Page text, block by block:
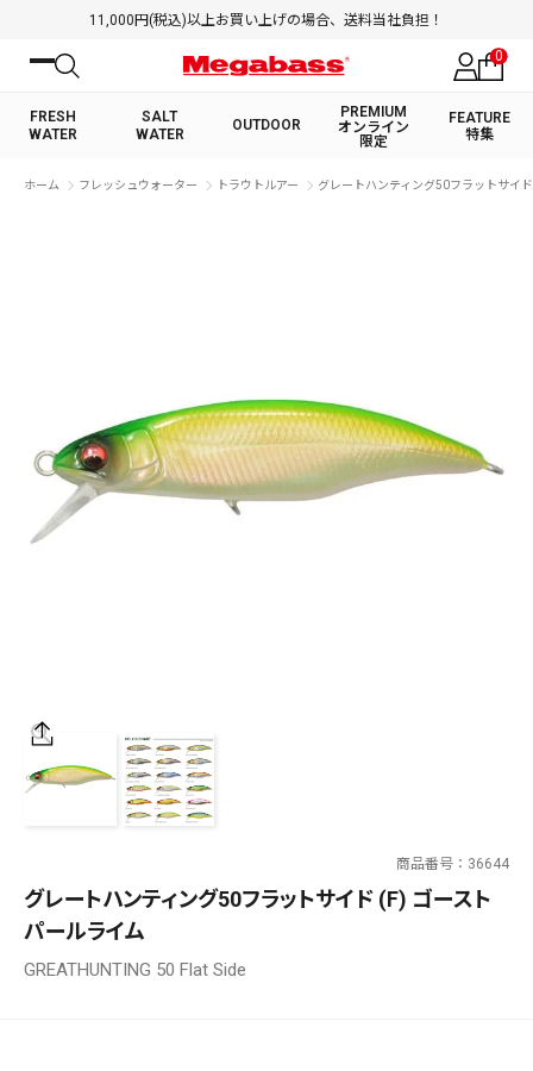
11,000円(税込)以上お買い上げの場合、送料当社負担！
0
FRESH
WATER
SALT
WATER
OUTDOOR
PREMIUM
オンライン
限定
FEATURE
特集
絞り込み検索
PREMIUM オンライン限定
FRESH WATER
価格 ¥
在庫
在庫あり
ホーム フレッシュウォーター トラウトルアー グレートハンティング50フラットサイ
商品番号 36644
グレートハンティング50フラットサイド (F) ゴースト
パールライム
GREATHUNTING 50 Flat Side